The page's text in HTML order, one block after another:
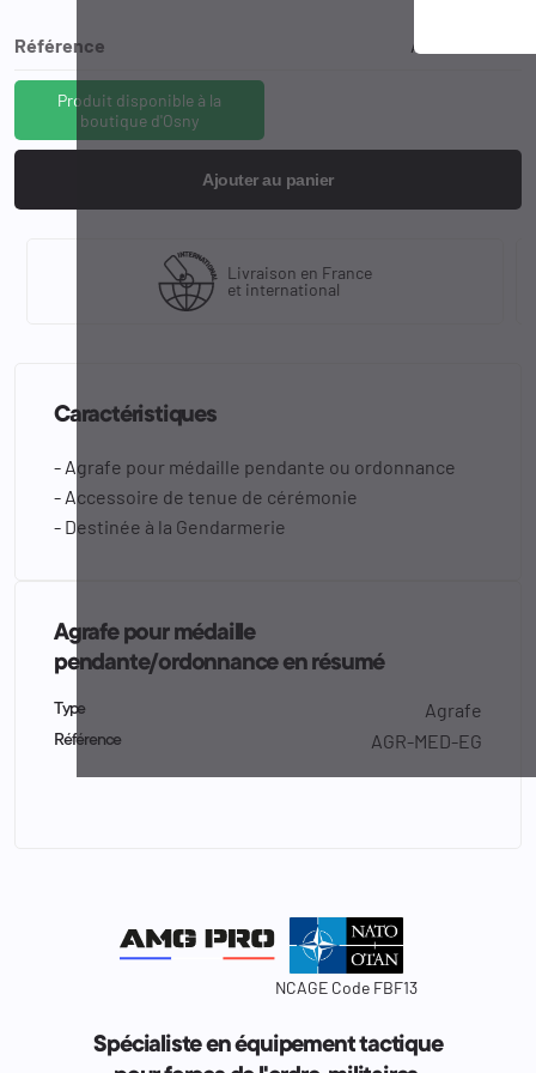
Référence AGR-MED-EG
Produit disponible à la
boutique d'Osny
Ajouter au panier
Livraison en France
et international
Caractéristiques
- Agrafe pour médaille pendante ou ordonnance
- Accessoire de tenue de cérémonie
- Destinée à la Gendarmerie
Agrafe pour médaille
pendante/ordonnance en résumé
Type Agrafe
Référence AGR-MED-EG
NCAGE Code FBF13
Spécialiste en équipement tactique